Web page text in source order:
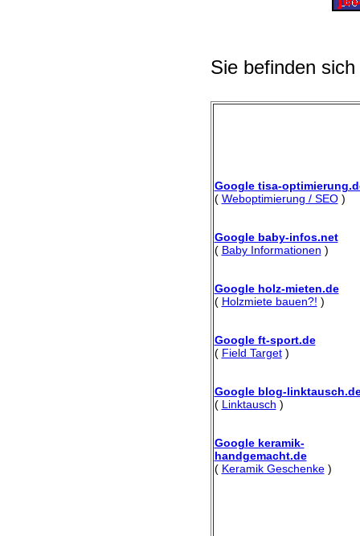
Sie befinden
Google tisa-
( Weboptimierung / SEO)
Google baby-infos.net
( Baby Informationen )
Google holz-mieten.de
( Holzmiete bauen?! )
Google ft-sport.de
( Field Target)
Google blog-
( Linktausch )
Google keramik-
handgemacht.de
( Keramik Geschenke)